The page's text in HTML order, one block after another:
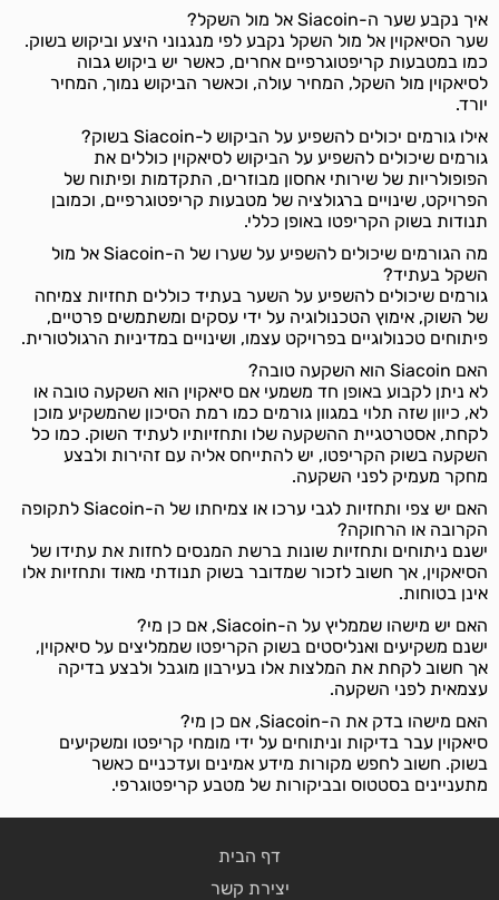
איך נקבע שער ה-Siacoin אל מול השקל?
שער הסיאקוין אל מול השקל נקבע לפי מנגנוני היצע וביקוש בשוק.
כמו במטבעות קריפטוגרפיים אחרים, כאשר יש ביקוש גבוה
לסיאקוין מול השקל, המחיר עולה, וכאשר הביקוש נמוך, המחיר
יורד.
אילו גורמים יכולים להשפיע על הביקוש ל-Siacoin בשוק?
גורמים שיכולים להשפיע על הביקוש לסיאקוין כוללים את
הפופולריות של שירותי אחסון מבוזרים, התקדמות ופיתוח של
הפרויקט, שינויים ברגולציה של מטבעות קריפטוגרפיים, וכמובן
תנודות בשוק הקריפטו באופן כללי.
מה הגורמים שיכולים להשפיע על שערו של ה-Siacoin אל מול
השקל בעתיד?
גורמים שיכולים להשפיע על השער בעתיד כוללים תחזיות צמיחה
של השוק, אימוץ הטכנולוגיה על ידי עסקים ומשתמשים פרטיים,
פיתוחים טכנולוגיים בפרויקט עצמו, ושינויים במדיניות הרגולטורית.
האם Siacoin הוא השקעה טובה?
לא ניתן לקבוע באופן חד משמעי אם סיאקוין הוא השקעה טובה או
לא, כיוון שזה תלוי במגוון גורמים כמו רמת הסיכון שהמשקיע מוכן
לקחת, אסטרטגיית ההשקעה שלו ותחזיותיו לעתיד השוק. כמו כל
השקעה בשוק הקריפטו, יש להתייחס אליה עם זהירות ולבצע
מחקר מעמיק לפני השקעה.
האם יש צפי ותחזיות לגבי ערכו או צמיחתו של ה-Siacoin לתקופה
הקרובה או הרחוקה?
ישנם ניתוחים ותחזיות שונות ברשת המנסים לחזות את עתידו של
הסיאקוין, אך חשוב לזכור שמדובר בשוק תנודתי מאוד ותחזיות אלו
אינן בטוחות.
האם יש מישהו שממליץ על ה-Siacoin, אם כן מי?
ישנם משקיעים ואנליסטים בשוק הקריפטו שממליצים על סיאקוין,
אך חשוב לקחת את המלצות אלו בעירבון מוגבל ולבצע בדיקה
עצמאית לפני השקעה.
האם מישהו בדק את ה-Siacoin, אם כן מי?
סיאקוין עבר בדיקות וניתוחים על ידי מומחי קריפטו ומשקיעים
בשוק. חשוב לחפש מקורות מידע אמינים ועדכניים כאשר
מתעניינים בסטטוס ובביקורות של מטבע קריפטוגרפי.
דף הבית
יצירת קשר